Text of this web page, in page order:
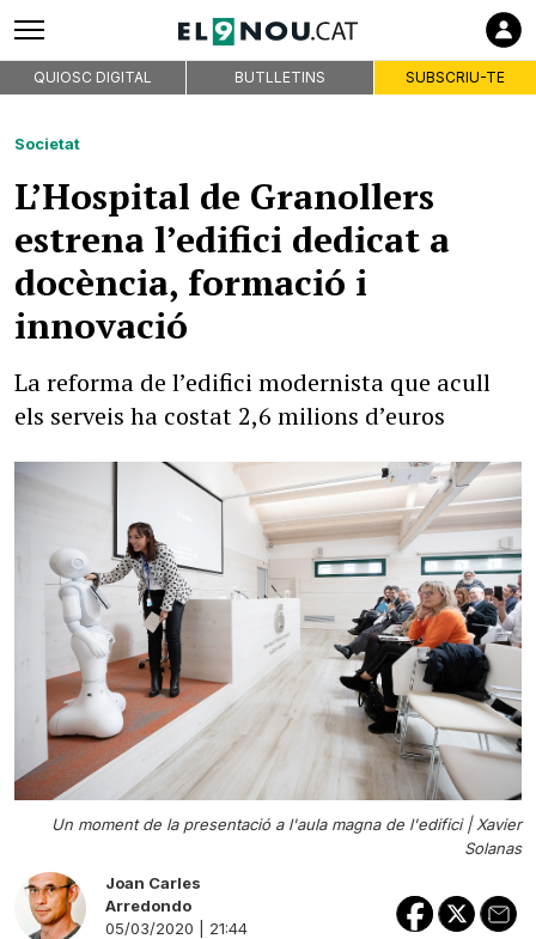
QUIOSC DIGITAL BUTLLETINS SUBSCRIU-TE
Societat
L’Hospital de Granollers
estrena l’edifici dedicat a
docència, formació i
innovació
La reforma de l’edifici modernista que acull
els serveis ha costat 2,6 milions d’euros
Un moment de la presentació a l'aula magna de l'edifici |Xavier
Solanas
Joan Carles
Arredondo
05/03/2020 | 21:44